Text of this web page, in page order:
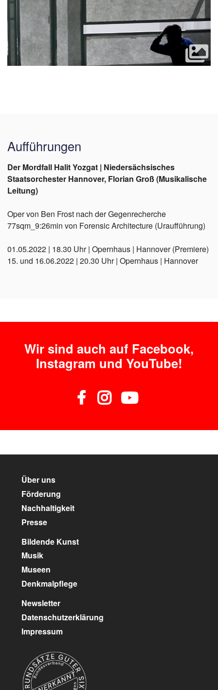
Aufführungen
Der Mordfall Halit Yozgat | Niedersächsisches
Staatsorchester Hannover, Florian Groß (Musikalische
Leitung)
Oper von Ben Frost nach der Gegenrecherche
77sqm_9:26min von Forensic Architecture (Uraufführung)
01.05.2022 | 18.30 Uhr | Opernhaus | Hannover (Premiere)
15. und 16.06.2022 | 20.30 Uhr | Opernhaus | Hannover
Wir sind auch auf Facebook,
Instagram und YouTube!
Über uns
Förderung
Nachhaltigkeit
Presse
Bildende Kunst
Musik
Museen
Denkmalpflege
Newsletter
Datenschutzerklärung
Impressum